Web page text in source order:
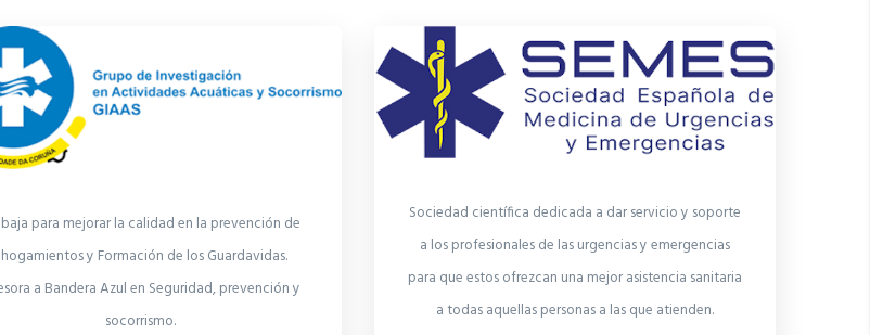
para mejorar la calidad en la prevención de
y Formación de los Guardavidas.
a Bandera Azul en Seguridad, prevención y
socorrismo.
Sociedad científica dedicada a dar servicio y soporte
a los profesionales de las urgencias y emergencias
para que estos ofrezcan una mejor asistencia sanitaria
a todas aquellas personas a las que atienden.